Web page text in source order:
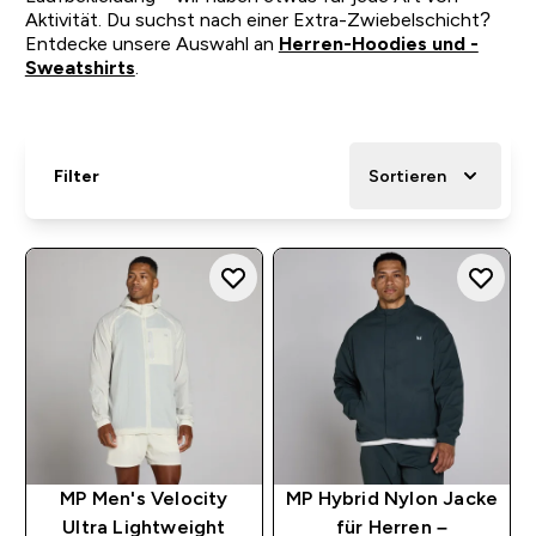
Aktivität. Du suchst nach einer Extra-Zwiebelschicht?
Entdecke unsere Auswahl an Herren-Hoodies und -
Sweatshirts
Filter Sortieren
MP Men's Velocity
Ultra Lightweight
MP Hybrid Nylon Jacke
für Herren –